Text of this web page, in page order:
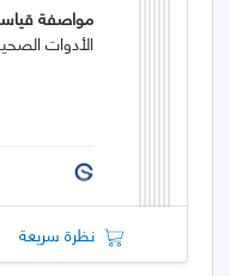
مواصفة
الأدوات
نظرة سريعة